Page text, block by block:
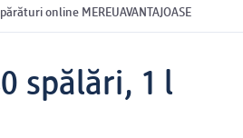
online MEREUAVANTAJOASE
spălări, 1 l